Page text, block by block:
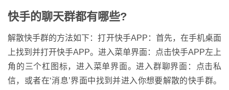
快手的聊天群都有哪些?
解散快手群的方法如下：打开快手APP：首先，在手机桌面
上找到并打开快手APP。进入菜单界面：点击快手APP左上
角的三个杠图标，进入菜单界面。进入群聊界面：点击私
信，或者在‘消息’界面中找到并进入你想要解散的快手群。